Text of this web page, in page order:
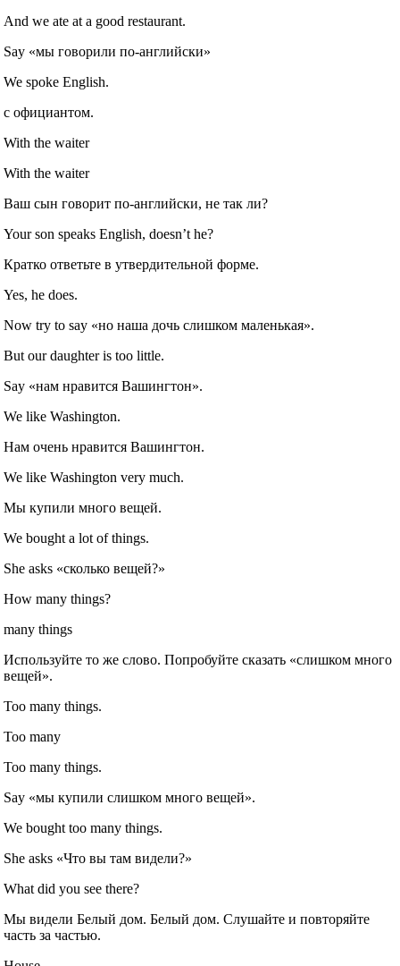
And we ate at a good restaurant.
Say «мы говорили по-английски»
We spoke English.
с официантом.
With the waiter
With the waiter
Ваш сын говорит по-английски, не так ли?
Your son speaks English, doesn’t he?
Кратко ответьте в утвердительной форме.
Yes, he does.
Now try to say «но наша дочь слишком маленькая».
But our daughter is too little.
Say «нам нравится Вашингтон».
We like Washington.
Нам очень нравится Вашингтон.
We like Washington very much.
Мы купили много вещей.
We bought a lot of things.
She asks «сколько вещей?»
How many things?
many things
Используйте то же слово. Попробуйте сказать «слишком много
вещей».
Too many things.
Too many
Too many things.
Say «мы купили слишком много вещей».
We bought too many things.
She asks «Что вы там видели?»
What did you see there?
Мы видели Белый дом. Белый дом. Слушайте и повторяйте
часть за частью.